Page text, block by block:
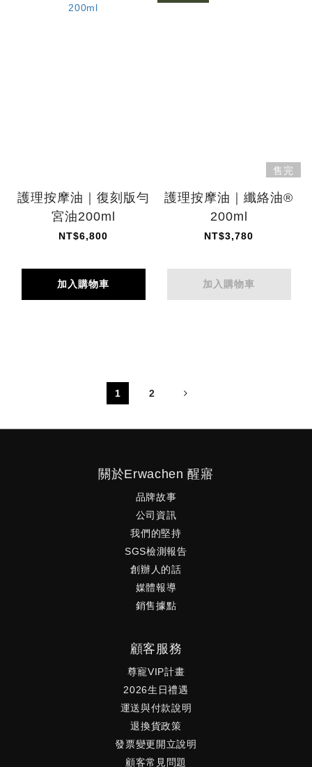
護理按摩油｜復刻版勻
宮油200ml
NT$6,800
加入購物車
售完
護理按摩油｜纖絡油®
200ml
NT$3,780
加入購物車
1 2
關於Erwachen 醒寤
品牌故事
公司資訊
我們的堅持
SGS檢測報告
創辦人的話
媒體報導
銷售據點
顧客服務
尊寵VIP計畫
2026生日禮遇
運送與付款說明
退換貨政策
發票變更開立說明
顧客常見問題